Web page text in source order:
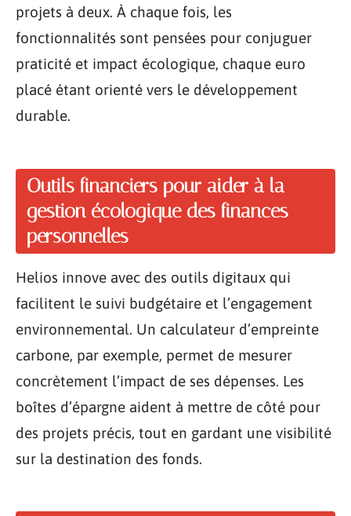
projets à deux. À chaque fois, les
fonctionnalités sont pensées pour conjuguer
praticité et impact écologique, chaque euro
placé étant orienté vers le développement
durable.
Outils financiers pour aider à la
gestion écologique des finances
personnelles
Helios innove avec des outils digitaux qui
facilitent le suivi budgétaire et l’engagement
environnemental. Un calculateur d’empreinte
carbone, par exemple, permet de mesurer
concrètement l’impact de ses dépenses. Les
boîtes d’épargne aident à mettre de côté pour
des projets précis, tout en gardant une visibilité
sur la destination des fonds.